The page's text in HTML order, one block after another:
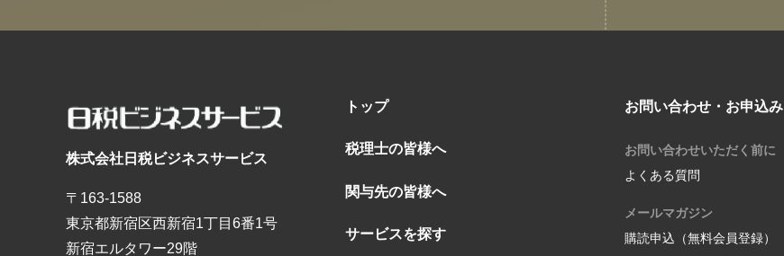
株式会社日税ビジネスサービス
〒163-1588
東京都新宿区西新宿1丁目6番1号
新宿エルタワー29階
トップ
税理士の皆様へ
関与先の皆様へ
サービスを探す
お問い合わせ・お申込み
お問い合わせいただく前に
よくある質問
メールマガジン
購読申込（無料会員登録）